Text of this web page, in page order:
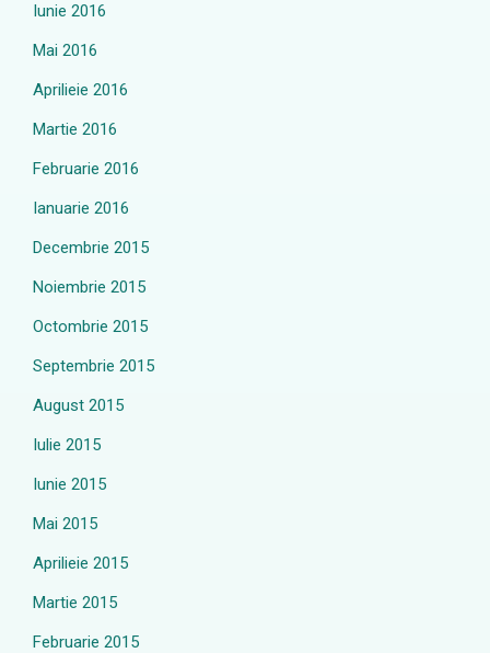
Iunie 2016
Mai 2016
Aprilieie 2016
Martie 2016
Februarie 2016
Ianuarie 2016
Decembrie 2015
Noiembrie 2015
Octombrie 2015
Septembrie 2015
August 2015
Iulie 2015
Iunie 2015
Mai 2015
Aprilieie 2015
Martie 2015
Februarie 2015